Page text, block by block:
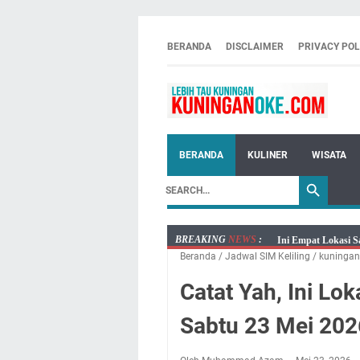
BERANDA DISCLAIMER PRIVACY
BERANDA KULINER WISATA
BREAKING NEWS :
Ini Empat Lokasi
Jumat 7 Agustus
Embun Pagi
Tetap Berjalan
Salat Lima Waktu
Beranda / Jadwal SIM Keliling /
Catat Yah, Ini
Sabtu 23 Mei